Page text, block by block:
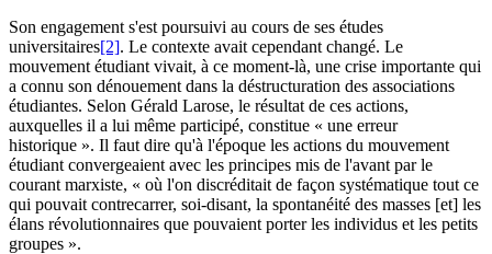
Son engagement s'est poursuivi au cours de ses études
universitaires[2]. Le contexte avait cependant changé. Le
mouvement étudiant vivait, à ce moment-là, une crise importante qui
a connu son dénouement dans la déstructuration des associations
étudiantes. Selon Gérald Larose, le résultat de ces actions,
auxquelles il a lui même participé, constitue « une erreur
historique ». Il faut dire qu'à l'époque les actions du mouvement
étudiant convergeaient avec les principes mis de l'avant par le
courant marxiste, « où l'on discréditait de façon systématique tout ce
qui pouvait contrecarrer, soi-disant, la spontanéité des masses [et] les
élans révolutionnaires que pouvaient porter les individus et les petits
groupes ».